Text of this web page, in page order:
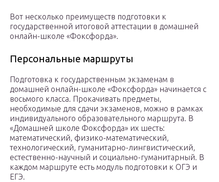
Вот несколько преимуществ подготовки к
государственной итоговой аттестации в домашней
онлайн-школе «Фоксфорда».
Персональные маршруты
Подготовка к государственным экзаменам в
домашней онлайн-школе «Фоксфорда» начинается с
восьмого класса. Прокачивать предметы,
необходимые для сдачи экзаменов, можно в рамках
индивидуального образовательного маршрута. В
«Домашней школе Фоксфорда» их шесть:
математический, физико-математический,
технологический, гуманитарно-лингвистический,
естественно-научный и социально-гуманитарный. В
каждом маршруте есть модуль подготовки к ОГЭ и
ЕГЭ.